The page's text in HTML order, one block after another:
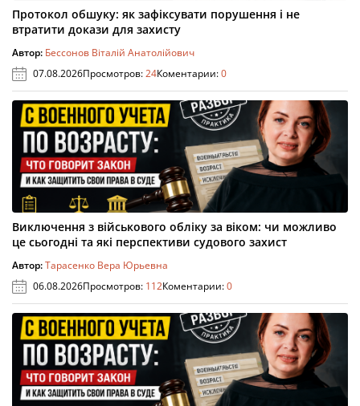
Протокол обшуку: як зафіксувати порушення і не
втратити докази для захисту
Автор: Бессонов Віталій Анатолійович
07.08.2026Просмотров:24Коментарии:0
Виключення з військового обліку за віком: чи можливо
це сьогодні та які перспективи судового захист
Автор:Тарасенко Вера Юрьевна
06.08.2026Просмотров: 112Коментарии:0